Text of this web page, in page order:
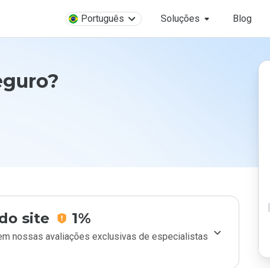
Português Soluções Blog
site 1%
nossas avaliações exclusivas de especialistas